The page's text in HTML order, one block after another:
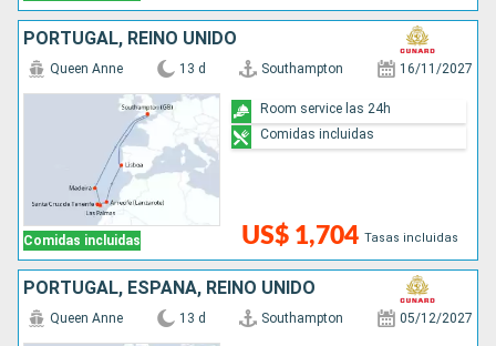
PORTUGAL, REINO UNIDO
Comidas incluidas
Queen Anne 13 d Southampton 16/11/2027
US$ 1,704 Tasas incluidas
Room service las 24h
Comidas incluidas
PORTUGAL, ESPAÑA, REINO UNIDO
Queen Anne 13 d Southampton 05/12/2027